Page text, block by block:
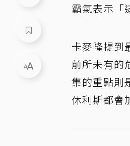
霸氣表示「
卡麥隆提到
前所未有的
集的重點則
休利斯都會